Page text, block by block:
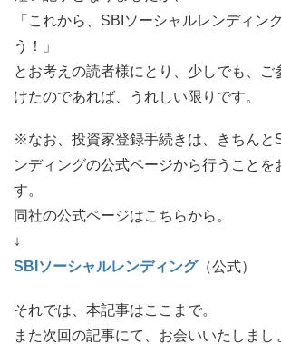
「これから、SBIソーシャルレンディン
う！」
とお考えの読者様にとり、少しでも、ご
けたのであれば、うれしい限りです。
※なお、投資家登録手続きは、きちんと
ンディングの公式ページから行うことを
す。
同社の公式ページはこちらから。
↓
SBIソーシャルレンディング（公式）
それでは、本記事はここまで。
また次回の記事にて、お会いいたしまし